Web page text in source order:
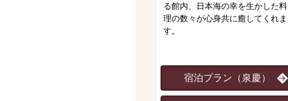
る館内、日本海の幸を生かした料
理の数々が心身共に癒してくれま
す。
宿泊プラン（泉慶）